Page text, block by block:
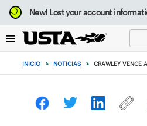
Enfoque
desde
botón
volver
principio
New!Lost your account
INICIO > NOTICIAS > CRAWLEY VENCE